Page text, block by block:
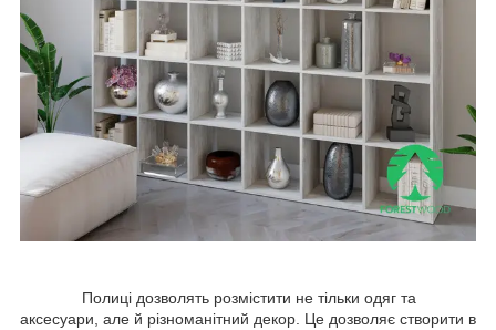
Полиці дозволять розмістити не тільки одяг та
аксесуари, але й різноманітний декор. Це дозволяє створити в